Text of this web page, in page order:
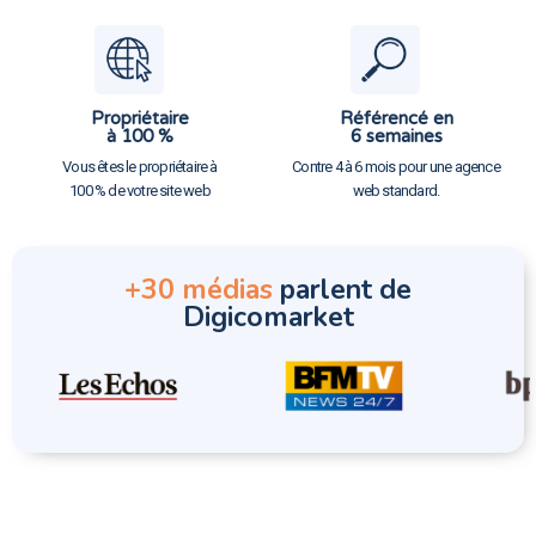
Propriétaire
à 100 %
Vous êtes le propriétaire à
100 % de votre site web
Référencé en
6 semaines
Contre 4 à 6 mois pour une agence
web standard.
+30 médias parlent de
Digicomarket